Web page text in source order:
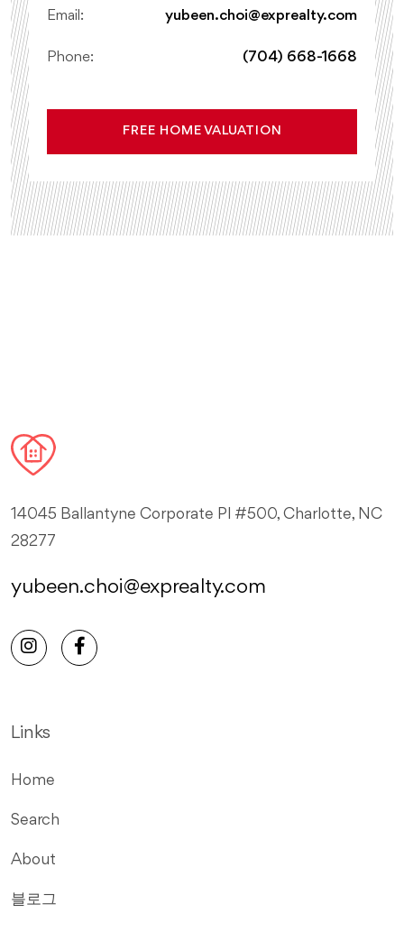
Email: yubeen.choi@exprealty.com
Phone: (704) 668-1668
FREE HOME VALUATION
14045 Ballantyne Corporate Pl #500, Charlotte, NC
28277
yubeen.choi@exprealty.com
Links
Home
Search
About
블로그